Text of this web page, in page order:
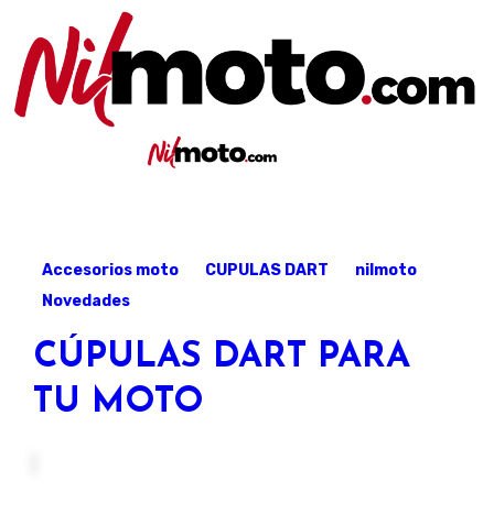
Nilmoto.com
Artículos sobre repuestos y accesorios para moto
Accesorios moto CUPULAS DART
nilmoto
Novedades
CÚPULAS DART PARA
TU MOTO